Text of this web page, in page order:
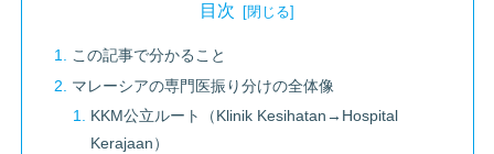
目次
この記事で分かること
マレーシアの専門医振り分けの全体像
KKM公立ルート（Klinik Kesihatan→Hospital
Kerajaan）